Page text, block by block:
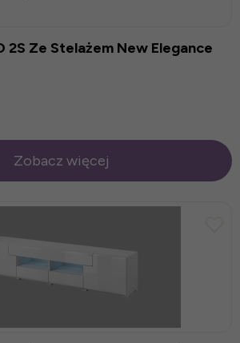
2S Ze Stelażem New Elegance
Zobacz więcej